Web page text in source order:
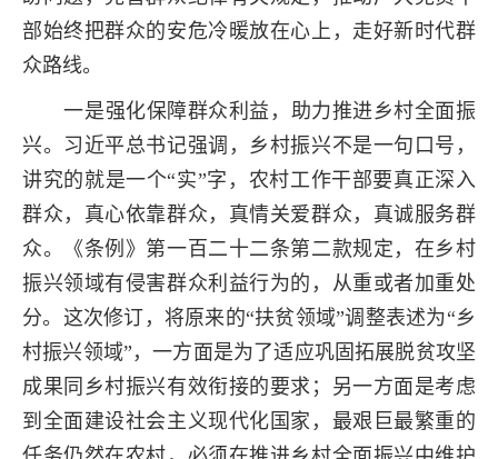
部始终把群众的安危冷暖放在心上，走好新时代群
众路线。
一是强化保障群众利益，助力推进乡村全面振
兴。习近平总书记强调，乡村振兴不是一句口号，
讲究的就是一个“实”字，农村工作干部要真正深入
群众，真心依靠群众，真情关爱群众，真诚服务群
众。《条例》第一百二十二条第二款规定，在乡村
振兴领域有侵害群众利益行为的，从重或者加重处
分。这次修订，将原来的“扶贫领域”调整表述为“乡
村振兴领域”，一方面是为了适应巩固拓展脱贫攻坚
成果同乡村振兴有效衔接的要求；另一方面是考虑
到全面建设社会主义现代化国家，最艰巨最繁重的